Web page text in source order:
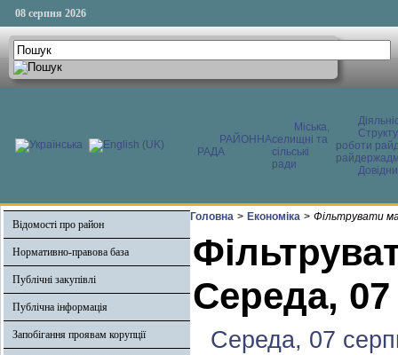
08 серпня 2026
РАЙОННА
РАДА
Міська,
селищні та
сільські
ради
роботи
Відомості про район
Нормативно-правова база
Публічні закупівлі
Публічна інформація
Запобігання проявам корупції
Головна > Економіка > Фільтрувати
Середа,
Середа, 07